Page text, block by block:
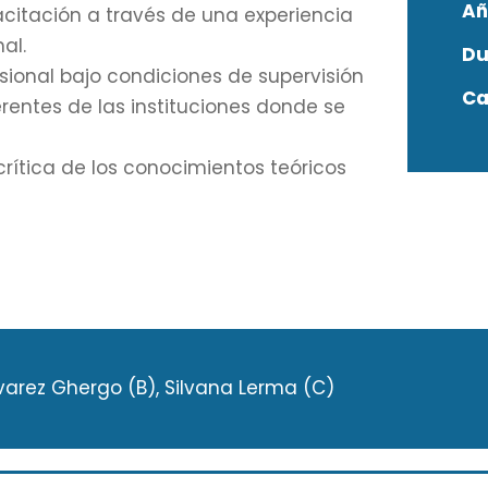
a través de una experiencia
bajo condiciones de supervisión
de las instituciones donde se
de los conocimientos teóricos
Ghergo (B), Silvana Lerma (C)